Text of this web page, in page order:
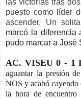
las victorias tras
puesto como líder
ascender. Un
marcó la diferencia
pudo marcar a José
AC. VISEU 0 - 1
aguantar la presión
NOS y acabó cayendo
la hora de encuentro